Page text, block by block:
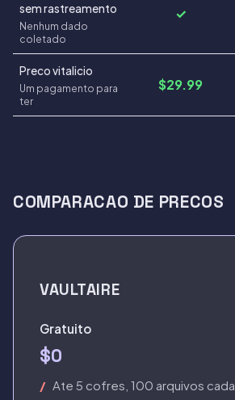
sem rastreamento
Nenhum dado
coletado
✓
Preco vitalicio
Um pagamento para
ter
$29.99
COMPARACAO DE PRECOS
VAULTAIRE
Gratuito
$0
Ate 5 cofres, 100 arquivos cada